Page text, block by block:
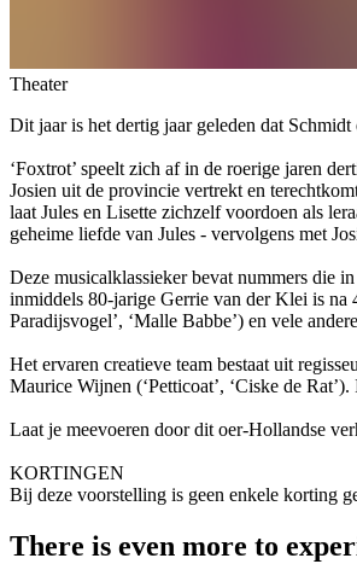
Theater
Dit jaar is het dertig jaar geleden dat
‘Foxtrot’ speelt zich af in de roerige jaren
Josien uit de provincie vertrekt en
laat Jules en Lisette zichzelf voordoen als
geheime liefde van Jules - vervolgens met
Deze musicalklassieker bevat nummers die
inmiddels 80-jarige Gerrie van der Klei is na
Paradijsvogel’, ‘Malle Babbe’) en vele
Het ervaren creatieve team bestaat uit
Maurice Wijnen (‘Petticoat’, ‘Ciske de
Laat je meevoeren door dit oer-Hollandse
KORTINGEN
Bij deze voorstelling is geen enkele korting
There is even more to